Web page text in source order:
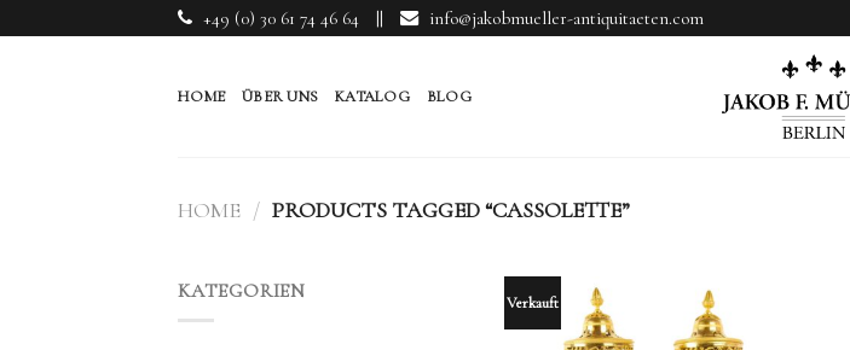
+49 (0) 30 61 74 46 64 || info@jakobmueller-antiquitaeten.com
HOME ÜBER UNS KATALOG BLOG
HOME / PRODUCTS TAGGED “CASSOLETTE”
KATEGORIEN Verkauft